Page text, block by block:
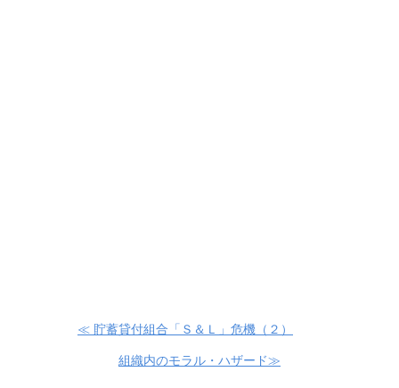
≪ 貯蓄貸付組合「Ｓ＆Ｌ」危機（２）
組織内のモラル・ハザード≫